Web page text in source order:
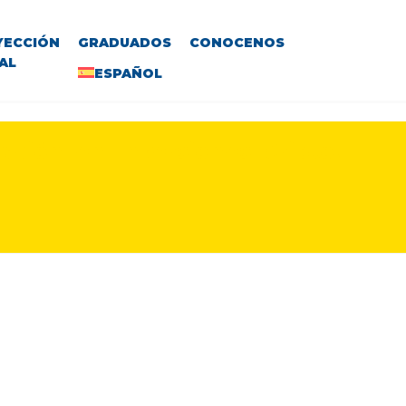
GRADUADOS
CONOCENOS
ESPAÑOL